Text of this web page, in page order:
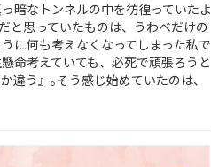
暗なトンネルの中を彷徨っていたよ
と思っていたものは、うわべだけの
に何も考えなくなってしまった私で
命考えていても、必死で頑張ろうと
違う』｡そう感じ始めていたのは、